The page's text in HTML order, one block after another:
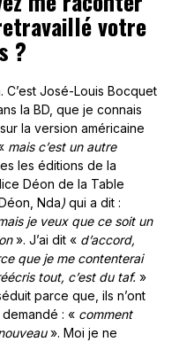
votre
?
C’est José-Louis Bocquet
la BD, que je connais
la version américaine
mais c’est un autre
les éditions de la
Déon de la Table
Nda) qui a dit :
je veux que ce soit un
». J’ai dit « d’accord,
que je me contenterai
tout, c’est du taf. »
parce que, ils n’ont
: « comment
». Moi je ne